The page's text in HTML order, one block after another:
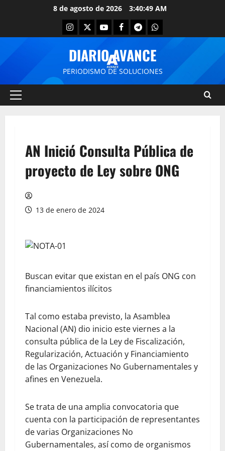
8 de agosto de 2026 3:40:49 AM
DIARIO AVANCE
PERIODISMO DE SOLUCIONES
AN Inició Consulta Pública de
proyecto de Ley sobre ONG
13 de enero de 2024
Buscan evitar que existan en el país ONG con
financiamientos ilícitos
Tal como estaba previsto, la Asamblea
Nacional (AN) dio inicio este viernes a la
consulta pública de la Ley de Fiscalización,
Regularización, Actuación y Financiamiento
de las Organizaciones No Gubernamentales y
afines en Venezuela.
Se trata de una amplia convocatoria que
cuenta con la participación de representantes
de varias Organizaciones No
Gubernamentales, así como de organismos